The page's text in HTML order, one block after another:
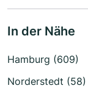
In der Nähe
Hamburg (609)
Norderstedt (58)